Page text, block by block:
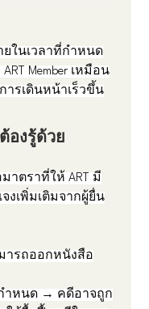
ในเวลาที่กำหนด
Member เหมือน
ารเดินหน้าเร็วขึ้น
องรู้ด้วย
มาตราที่ให้ ART มี
งเพิ่มเติมจากผู้ยื่น
ารถออกหนังสือ
ำหนด → คดีอาจถูก